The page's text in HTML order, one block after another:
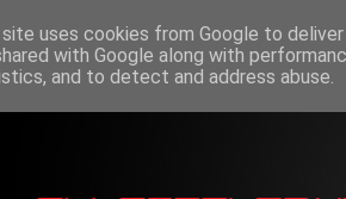
uses cookies from Google to
with Google along with
and to detect and address abuse.